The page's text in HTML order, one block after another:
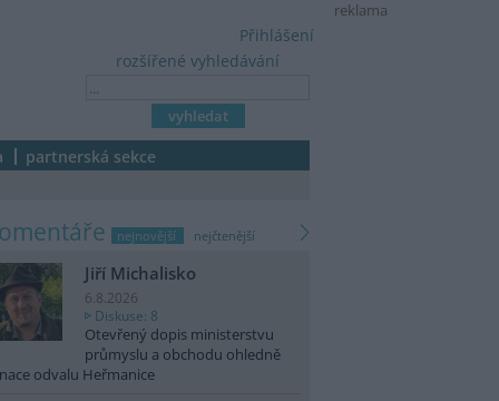
reklama
rozšířené vyhledávání
Přihlášení
partnerská sekce
nejnovější nejčtenější
Jiří Michalisko
6.8.2026
Diskuse: 8
Otevřený dopis ministerstvu
průmyslu a obchodu ohledně
odvalu Heřmanice